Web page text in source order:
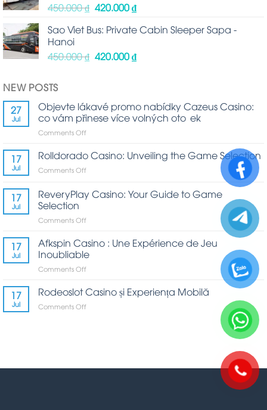
450.000₫ 420.000₫
Sao Viet Bus: Private Cabin Sleeper Sapa -
Hanoi
450.000₫ 420.000₫
NEW POSTS
27
Jul
Objevte lákavé promo nabídky Cazeus Casino:
co vám přinese více volných otoček
Comments Offon
lákavé
promo
nabídky
Casino:
co
přinese
volných
otoček
17
Jul
Rolldorado Casino: Unveiling the Game Selection
Comments Offon
Casino:
Unveiling
Game
17
Jul
ReveryPlay Casino: Your Guide to Game
Selection
Comments Offon
Casino:
Your
Guide
to
Selection
17
Jul
Afkspin Casino : Une Expérience de Jeu
Inoubliable
Comments Offon
Casino
:
Une
17
Jul
Rodeoslot Casino și Experiența Mobilă
Comments Offon